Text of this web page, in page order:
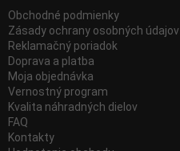
Obchodné podmienky
Zásady ochrany osobných údajov
Reklamačný poriadok
Doprava a platba
Moja objednávka
Vernostný program
Kvalita náhradných dielov
FAQ
Kontakty